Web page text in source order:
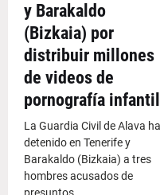
y Barakaldo
(Bizkaia) por
distribuir millones
de videos de
pornografía infantil
La Guardia Civil de Alava ha
detenido en Tenerife y
Barakaldo (Bizkaia) a tres
hombres acusados de